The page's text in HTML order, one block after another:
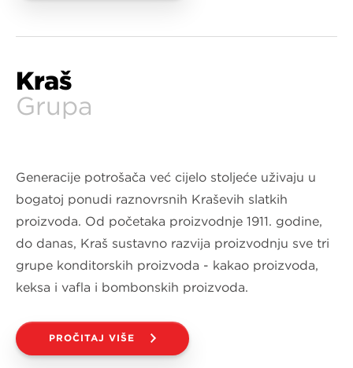
Kraš
Grupa
Generacije potrošača već cijelo stoljeće uživaju u
bogatoj ponudi raznovrsnih Kraševih slatkih
proizvoda. Od početaka proizvodnje 1911. godine,
do danas, Kraš sustavno razvija proizvodnju sve tri
grupe konditorskih proizvoda - kakao proizvoda,
keksa i vafla i bombonskih proizvoda.
PROČITAJ VIŠE